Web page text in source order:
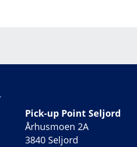
Pick-up Point Seljord
Århusmoen 2A
3840 Seljord